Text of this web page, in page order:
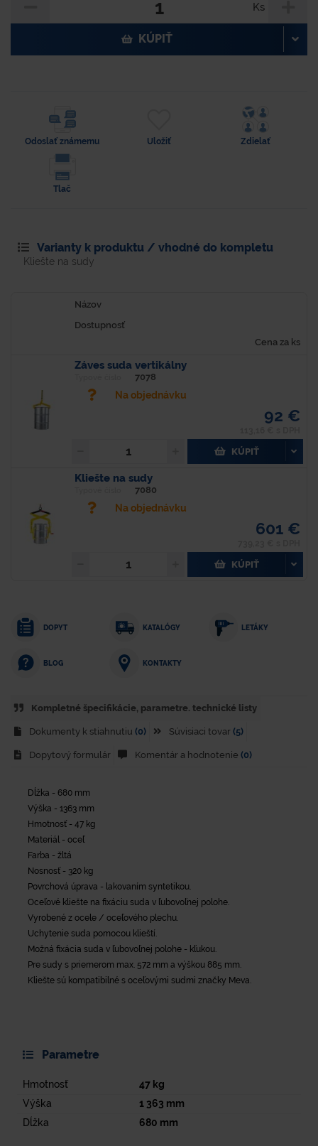
Ks
KÚPIŤ
Odoslať známemu Uložiť Zdielať
Tlač
Varianty k produktu / vhodné do kompletu
Kliešte na sudy
Názov
Dostupnosť
Cena za ks
Záves suda vertikálny
7078
Na objednávku
92 €
KÚPIŤ
Kliešte na sudy
7080
Na objednávku
601 €
KÚPIŤ
DOPYT KATALÓGY LETÁKY
BLOG KONTAKTY
Kompletné špecifikácie, parametre. technické listy
Dokumenty k stiahnutiu (0) Súvisiaci tovar (5)
Dopytový formulár Komentár a hodnotenie (0)
Dĺžka - 680 mm
Výška - 1363 mm
Hmotnosť - 47 kg
Materiál - oceľ
Farba - žltá
Nosnosť - 320 kg
Povrchová úprava - lakovaním syntetikou.
Oceľové kliešte na fixáciu suda v ľubovoľnej polohe.
Vyrobené z ocele / oceľového plechu.
Uchytenie suda pomocou klieští.
Možná fixácia suda v ľubovoľnej polohe - kľukou.
Pre sudy s priemerom max. 572 mm a výškou 885 mm.
Kliešte sú kompatibilné s oceľovými sudmi značky Meva.
Parametre
Hmotnosť 47kg
Výška
1 363 mm
Dĺžka
680 mm